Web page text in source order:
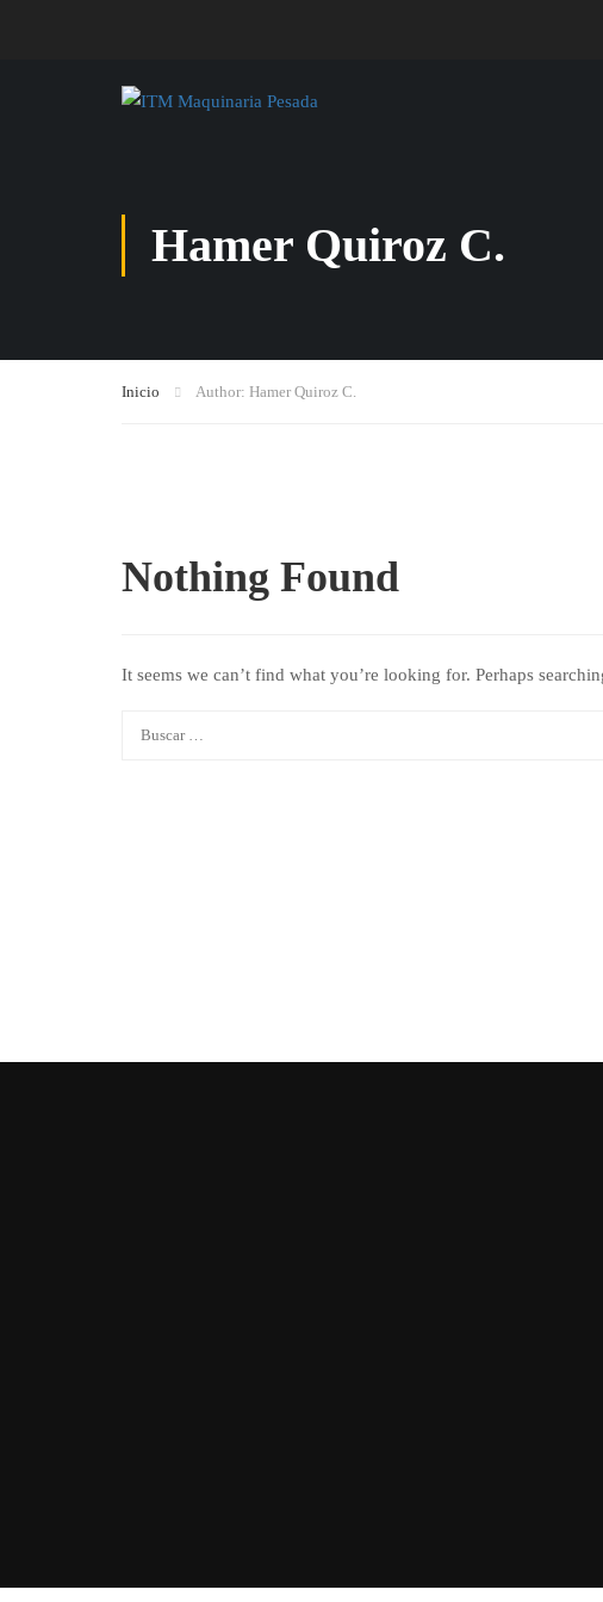
Hamer Quiroz C.
Inicio Author: Hamer Quiroz C.
Nothing Found
It seems we can’t find what you’re looking for. Perhaps